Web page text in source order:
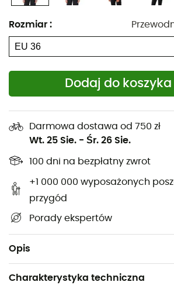
Rozmiar :
Dodaj do koszyka
Darmowa dostawa od 750 zł
Wt. 25 Sie. - Śr. 26 Sie.
100 dni na bezpłatny zwrot
+1 000 000 wyposażonych
przygód
Porady ekspertów
Opis
Wodoodporność: 10 000 mm
Oddychalność: 10 000 gr / m2 /
Kurtka 2,5-warstwowa
Wentylacja pod pachami dzięki
2 przednie kieszenie na zamek
Hydrofobowy zamek z przodu z
Regulowany sznurek w pasie
Regulowane mankiety
Przymocowany, zwijany i
Waga: 298 g
Charakterystyka techniczna